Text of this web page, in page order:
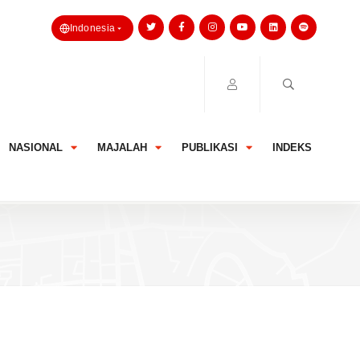
Indonesia
NASIONAL MAJALAH PUBLIKASI INDEKS